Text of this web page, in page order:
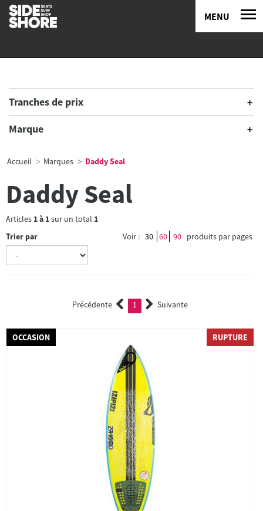
MENU
Tranches de prix
Marque
Accueil Marques Daddy Seal
Daddy Seal
Articles 1à 1sur un total 1
Trier par
Voir : 30 60 90 produits par pages
Précédente 1 (current)Suivante
OCCASION RUPTURE